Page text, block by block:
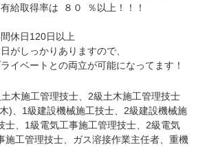
給取得率は ８０ ％以上！！！
休日120日以上
がしっかりありますので、
イベートとの両立が可能になってます！
木施工管理技士、2級土木施工管理技士
)、1級建設機械施工技士、2級建設機械施
士、1級電気工事施工管理技士、2級電気
施工管理技士、ガス溶接作業主任者、重機